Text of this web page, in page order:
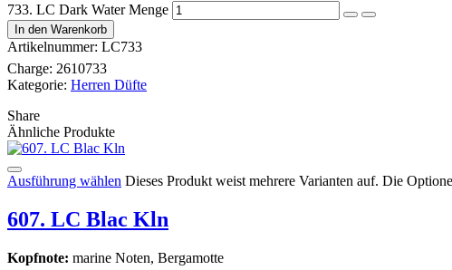
733. LC Dark Water Menge
In den Warenkorb
Artikelnummer: LC733
Charge: 2610733
Kategorie: Herren Düfte
Share
Ähnliche Produkte
Ausführung wählen Dieses Produkt weist mehrere Varianten auf. Die
607. LC Blac Kln
Kopfnote: marine Noten, Bergamotte